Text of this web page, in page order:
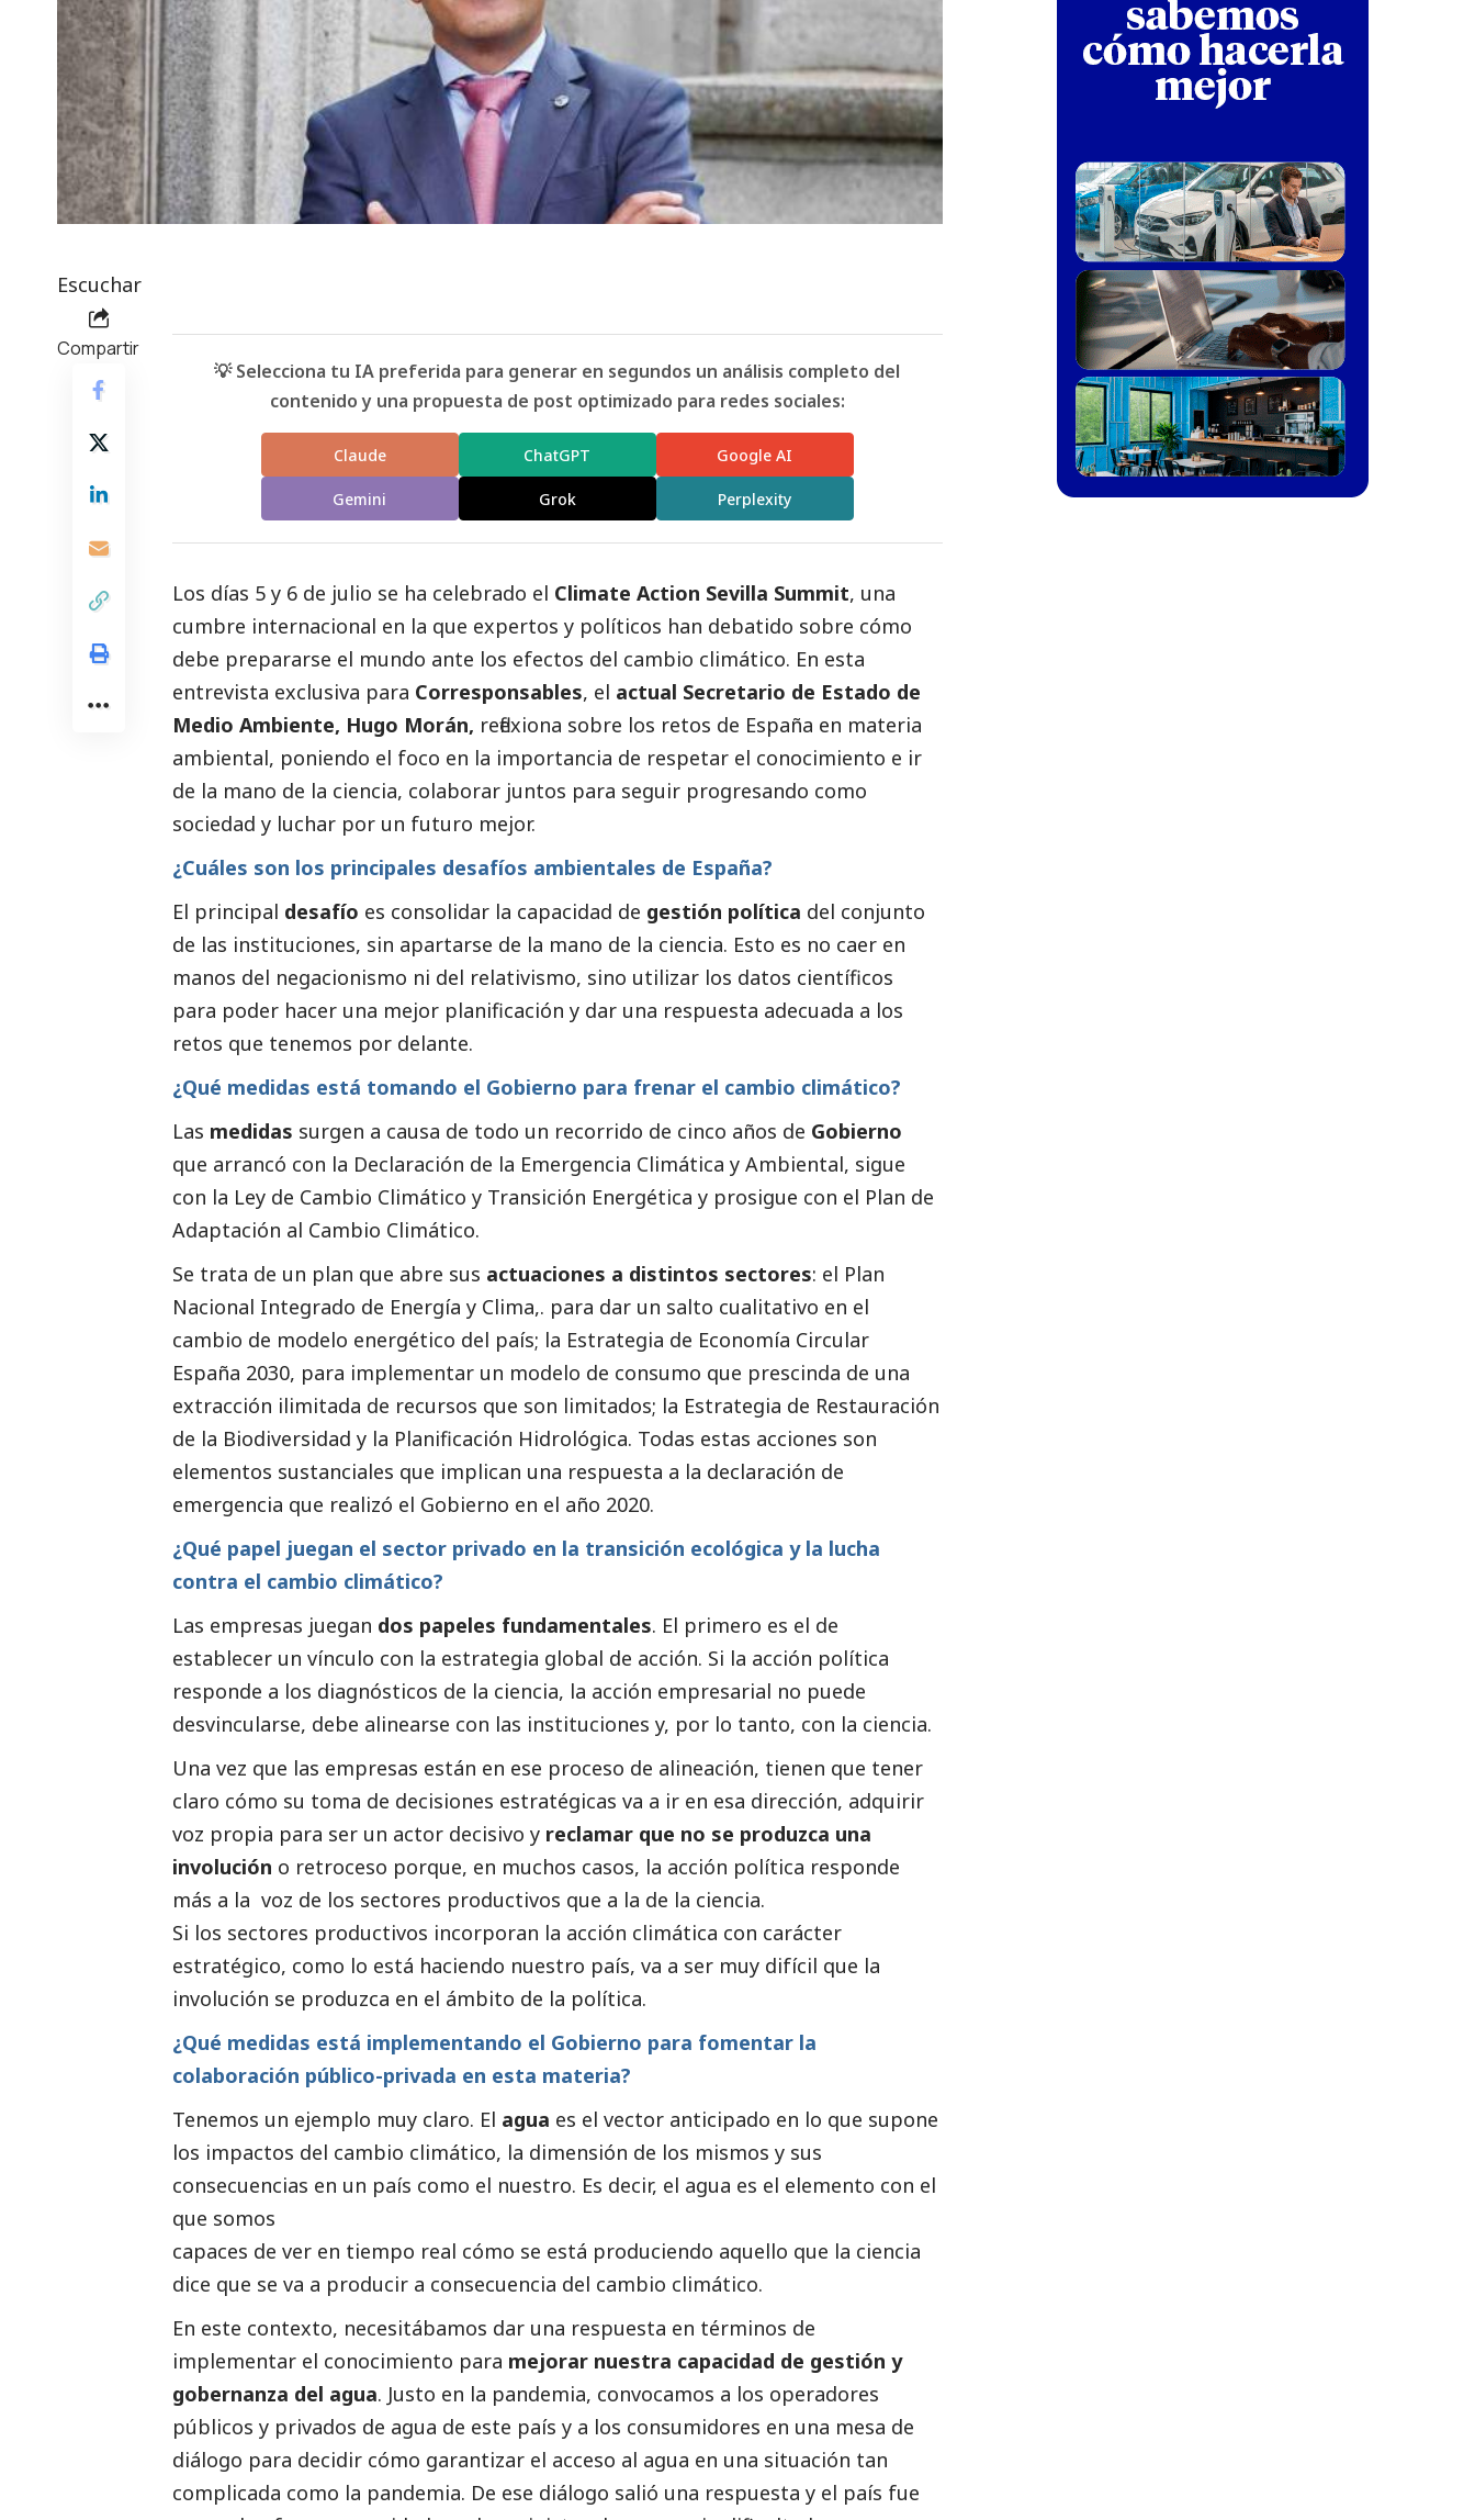
Escuchar
Compartir
💡 Selecciona tu IA preferida para generar en segundos un análisis completo del
contenido y una propuesta de post optimizado para redes sociales:
Claude ChatGPT Google AI
Gemini Grok Perplexity
Los días 5 y 6 de julio se ha celebrado el Climate Action Sevilla Summit, una
cumbre internacional en la que expertos y políticos han debatido sobre cómo
debe prepararse el mundo ante los efectos del cambio climático. En esta
entrevista exclusiva para Corresponsables, el actual Secretario de Estado de
Medio Ambiente, Hugo Morán, reflexiona sobre los retos de España en materia
ambiental, poniendo el foco en la importancia de respetar el conocimiento e ir
de la mano de la ciencia, colaborar juntos para seguir progresando como
sociedad y luchar por un futuro mejor.
¿Cuáles son los principales desafíos ambientales de España?
El principal desafío es consolidar la capacidad de gestión política del conjunto
de las instituciones, sin apartarse de la mano de la ciencia. Esto es no caer en
manos del negacionismo ni del relativismo, sino utilizar los datos científicos
para poder hacer una mejor planificación y dar una respuesta adecuada a los
retos que tenemos por delante.
¿Qué medidas está tomando el Gobierno para frenar el cambio climático?
Las medidas surgen a causa de todo un recorrido de cinco años de Gobierno
que arrancó con la Declaración de la Emergencia Climática y Ambiental, sigue
con la Ley de Cambio Climático y Transición Energética y prosigue con el Plan de
Adaptación al Cambio Climático.
Se trata de un plan que abre sus actuaciones a distintos sectores: el Plan
Nacional Integrado de Energía y Clima,. para dar un salto cualitativo en el
cambio de modelo energético del país; la Estrategia de Economía Circular
España 2030, para implementar un modelo de consumo que prescinda de una
extracción ilimitada de recursos que son limitados; la Estrategia de Restauración
de la Biodiversidad y la Planificación Hidrológica. Todas estas acciones son
elementos sustanciales que implican una respuesta a la declaración de
emergencia que realizó el Gobierno en el año 2020.
¿Qué papel juegan el sector privado en la transición ecológica y la lucha
contra el cambio climático?
Las empresas juegan dos papeles fundamentales. El primero es el de
establecer un vínculo con la estrategia global de acción. Si la acción política
responde a los diagnósticos de la ciencia, la acción empresarial no puede
desvincularse, debe alinearse con las instituciones y, por lo tanto, con la ciencia.
Una vez que las empresas están en ese proceso de alineación, tienen que tener
claro cómo su toma de decisiones estratégicas va a ir en esa dirección, adquirir
voz propia para ser un actor decisivo y reclamar que no se produzca una
involución o retroceso porque, en muchos casos, la acción política responde
más a la voz de los sectores productivos que a la de la ciencia.
Si los sectores productivos incorporan la acción climática con carácter
estratégico, como lo está haciendo nuestro país, va a ser muy difícil que la
involución se produzca en el ámbito de la política.
¿Qué medidas está implementando el Gobierno para fomentar la
colaboración público-privada en esta materia?
Tenemos un ejemplo muy claro. El agua es el vector anticipado en lo que supone
los impactos del cambio climático, la dimensión de los mismos y sus
consecuencias en un país como el nuestro. Es decir, el agua es el elemento con el
que somos
capaces de ver en tiempo real cómo se está produciendo aquello que la ciencia
dice que se va a producir a consecuencia del cambio climático.
En este contexto, necesitábamos dar una respuesta en términos de
implementar el conocimiento para mejorar nuestra capacidad de gestión y
gobernanza del agua. Justo en la pandemia, convocamos a los operadores
públicos y privados de agua de este país y a los consumidores en una mesa de
diálogo para decidir cómo garantizar el acceso al agua en una situación tan
complicada como la pandemia. De ese diálogo salió una respuesta y el país fue